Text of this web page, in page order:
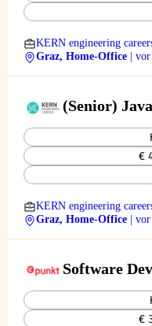
KERN engineering
Graz, Home-Office
|
(Senior)
€
KERN engineering
Graz, Home-Office
|
Software
€